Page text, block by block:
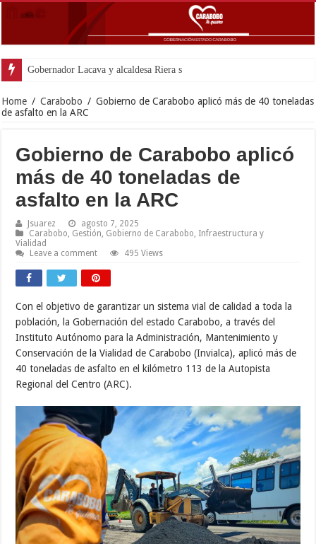
Home / Carabobo / Gobierno de Carabobo aplicó más de 40 toneladas
de asfalto en la ARC
Gobierno de Carabobo aplicó
más de 40 toneladas de
asfalto en la ARC
Jsuarez
agosto 7, 2025
Carabobo Gestión Gobierno de Carabobo Infraestructura y
Vialidad
Leave a comment
495 Views
Con el objetivo de garantizar un sistema vial de calidad a toda la
población, la Gobernación del estado Carabobo, a través del
Instituto Autónomo para la Administración, Mantenimiento y
Conservación de la Vialidad de Carabobo (Invialca), aplicó más de
40 toneladas de asfalto en el kilómetro 113 de la Autopista
Regional del Centro (ARC).